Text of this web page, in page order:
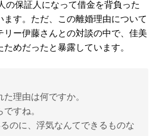
の保証人になって借金を背負った
ます。ただ、この離婚理由について
リー伊藤さんとの対談の中で、佳美
めだったと暴露しています。
理由は何ですか。
すね。
のに、浮気なんてできるものな